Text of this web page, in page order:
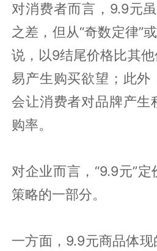
对消费者而言，9.9元
之差，但从“奇数定律”
说，以9结尾价格比其
易产生购买欲望；此外
会让消费者对品牌产生
购率。
对企业而言，“9.9元”
策略的一部分。
一方面，9.9元商品体